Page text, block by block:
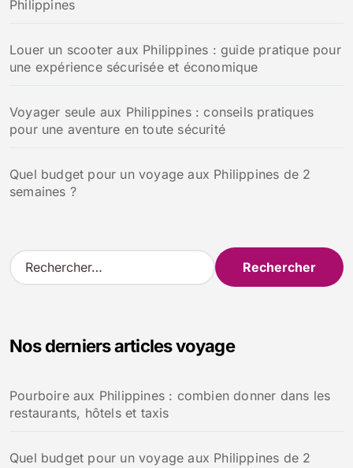
Philippines
Louer un scooter aux Philippines : guide pratique pour
une expérience sécurisée et économique
Voyager seule aux Philippines : conseils pratiques
pour une aventure en toute sécurité
Quel budget pour un voyage aux Philippines de 2
semaines ?
R
e
r
e
r
Nos derniers articles voyage
Pourboire aux Philippines : combien donner dans les
restaurants, hôtels et taxis
Quel budget pour un voyage aux Philippines de 2